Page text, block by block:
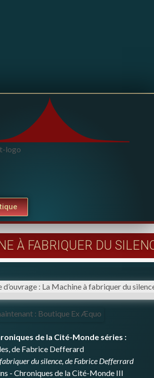
À FABRIQUER DU
de la Cité-Monde séries :
de Fabrice Defferard
du silence, de Fabrice Defferrard
- Chroniques de la Cité-Monde III